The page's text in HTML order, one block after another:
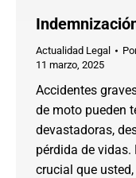
Actualidad Legal
11 marzo, 2025
Accidentes
de moto pueden
devastadoras,
pérdida de
crucial que